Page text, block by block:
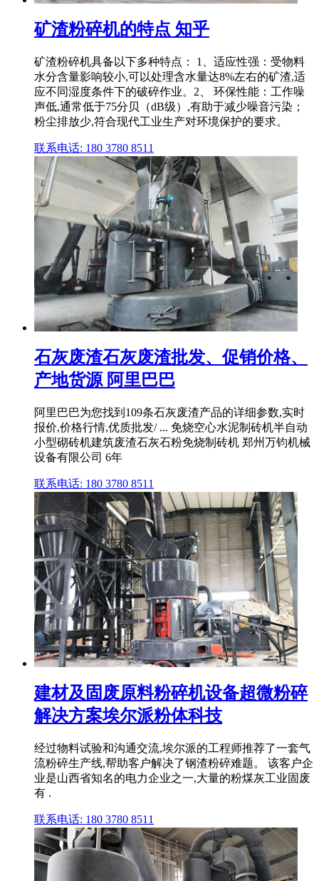
矿渣粉碎机的特点 知乎
矿渣粉碎机具备以下多种特点： 1、适应性强：受物料
水分含量影响较小,可以处理含水量达8%左右的矿渣,适
应不同湿度条件下的破碎作业。2、 环保性能：工作噪
声低,通常低于75分贝（dB级）,有助于减少噪音污染；
粉尘排放少,符合现代工业生产对环境保护的要求。
联系电话: 180 3780 8511
石灰废渣石灰废渣批发、促销价格、
产地货源 阿里巴巴
阿里巴巴为您找到109条石灰废渣产品的详细参数,实时
报价,价格行情,优质批发/ ... 免烧空心水泥制砖机半自动
小型砌砖机建筑废渣石灰石粉免烧制砖机 郑州万钧机械
设备有限公司 6年
联系电话: 180 3780 8511
建材及固废原料粉碎机设备超微粉碎
解决方案埃尔派粉体科技
经过物料试验和沟通交流,埃尔派的工程师推荐了一套气
流粉碎生产线,帮助客户解决了钢渣粉碎难题。 该客户企
业是山西省知名的电力企业之一,大量的粉煤灰工业固废
有 .
联系电话: 180 3780 8511